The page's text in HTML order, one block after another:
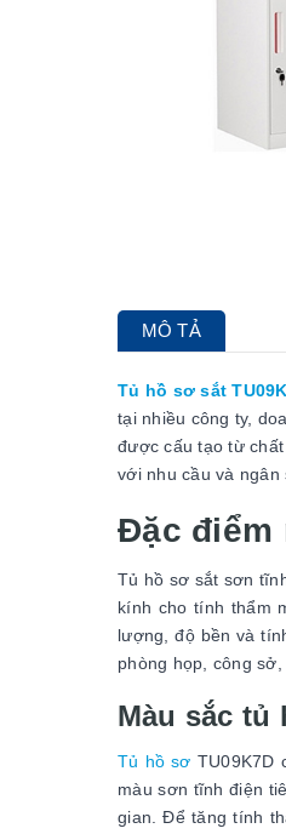
MÔ TẢ
Tủ hồ sơ sắt
tại nhiều công ty,
được cấu tạo từ
với nhu cầu và ngân
Đặc điểm
Tủ hồ sơ sắt sơn
kính cho tính thẩm
lượng, độ bền và
phòng họp, công
Màu sắc tủ
Tủ hồ sơ TU09K7D
màu sơn tĩnh điện
gian. Để tăng tính